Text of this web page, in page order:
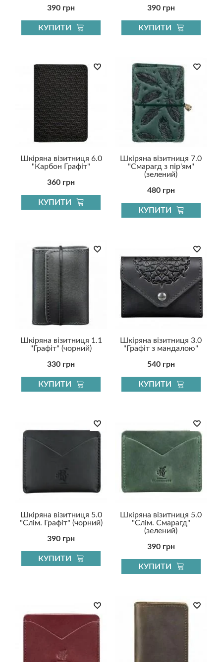
390 грн
КУПИТИ
390 грн
КУПИТИ
Шкіряна візитниця 6.0
"Карбон Графіт"
360 грн
КУПИТИ
Шкіряна візитниця 7.0
"Смарагд з пір'ям"
(зелений)
480 грн
КУПИТИ
Шкіряна візитниця 1.1
"Графіт" (чорний)
330 грн
КУПИТИ
Шкіряна візитниця 3.0
"Графіт з мандалою"
540 грн
КУПИТИ
Шкіряна візитниця 5.0
"Слім. Графіт" (чорний)
390 грн
КУПИТИ
Шкіряна візитниця 5.0
"Слім. Смарагд"
(зелений)
390 грн
КУПИТИ